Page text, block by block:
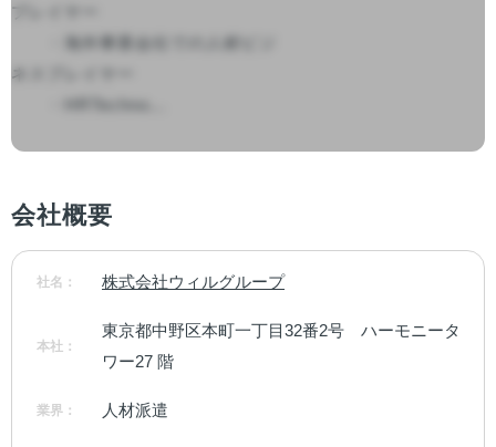
プレイヤー
ネスプレイヤー
会社概要
社名： 株式会社ウィルグループ
本社：
東京都中野区本町一丁目32番2号　ハーモニータ
ワー27 階
業界： 人材派遣